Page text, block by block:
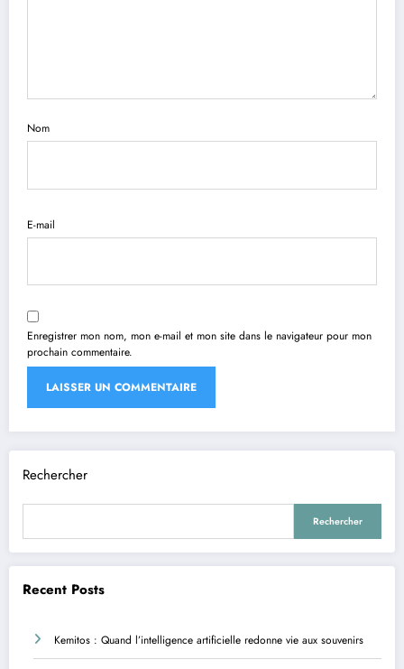
Nom
E-mail
Enregistrer mon nom, mon e-mail et mon site dans le navigateur pour mon
prochain commentaire.
Rechercher
Rechercher
Recent Posts
Kemitos : Quand l’intelligence artificielle redonne vie aux souvenirs